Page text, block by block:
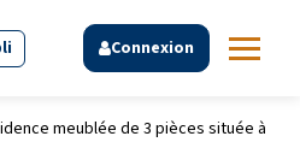
Connexion
meublée de 3 pièces située à